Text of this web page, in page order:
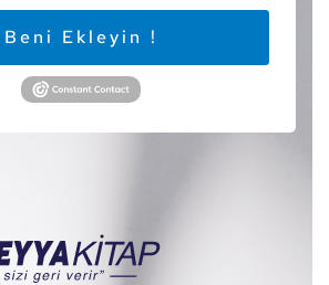
Beni Ekleyin !